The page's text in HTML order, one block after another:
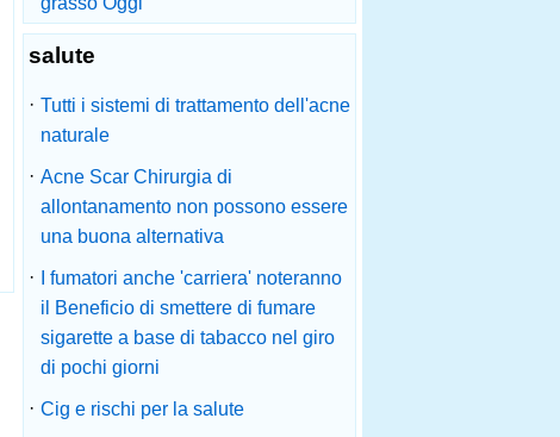
salute
· Tutti i sistemi di trattamento dell'acne
naturale
· Acne Scar Chirurgia di
allontanamento non possono essere
una buona alternativa
·
I fumatori anche 'carriera' noteranno
il Beneficio di smettere di fumare
sigarette a base di tabacco nel giro
di pochi giorni
· Cig e rischi per la salute